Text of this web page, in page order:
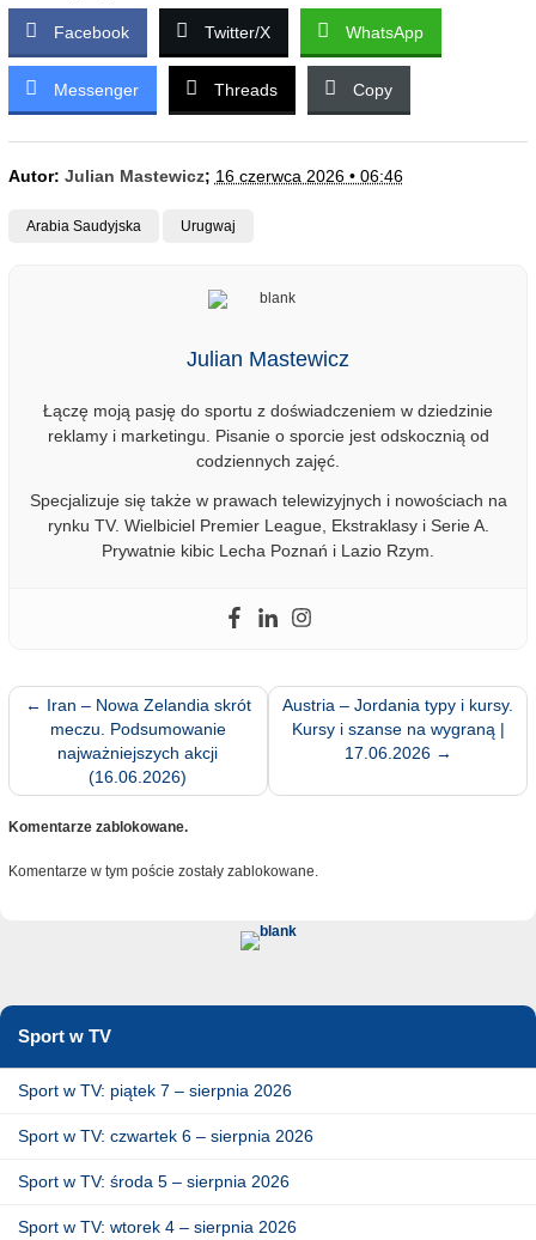
Facebook Twitter/X WhatsApp
Messenger Threads Copy
Autor: Julian Mastewicz; 16 czerwca 2026 • 06:46
Arabia Saudyjska Urugwaj
Julian Mastewicz
Łączę moją pasję do sportu z doświadczeniem w dziedzinie
reklamy i marketingu. Pisanie o sporcie jest odskocznią od
codziennych zajęć.
Specjalizuje się także w prawach telewizyjnych i nowościach na
rynku TV. Wielbiciel Premier League, Ekstraklasy i Serie A.
Prywatnie kibic Lecha Poznań i Lazio Rzym.
← Iran – Nowa Zelandia skrót
meczu. Podsumowanie
najważniejszych akcji
(16.06.2026)
Austria – Jordania typy i kursy.
Kursy i szanse na wygraną |
17.06.2026 →
Komentarze zablokowane.
Komentarze w tym poście zostały zablokowane.
Sport w TV
Sport w TV: piątek 7 – sierpnia 2026
Sport w TV: czwartek 6 – sierpnia 2026
Sport w TV: środa 5 – sierpnia 2026
Sport w TV: wtorek 4 – sierpnia 2026